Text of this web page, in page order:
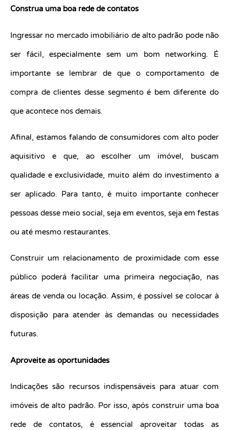
Construa uma boa rede de contatos
Ingressar no mercado imobiliário de alto padrão pode não
ser fácil, especialmente sem um bom networking. É
importante se lembrar de que o comportamento de
compra de clientes desse segmento é bem diferente do
que acontece nos demais.
Afinal, estamos falando de consumidores com alto poder
aquisitivo e que, ao escolher um imóvel, buscam
qualidade e exclusividade, muito além do investimento a
ser aplicado. Para tanto, é muito importante conhecer
pessoas desse meio social, seja em eventos, seja em festas
ou até mesmo restaurantes.
Construir um relacionamento de proximidade com esse
público poderá facilitar uma primeira negociação, nas
áreas de venda ou locação. Assim, é possível se colocar à
disposição para atender às demandas ou necessidades
futuras.
Aproveite as oportunidades
Indicações são recursos indispensáveis para atuar com
imóveis de alto padrão. Por isso, após construir uma boa
rede de contatos, é essencial aproveitar todas as